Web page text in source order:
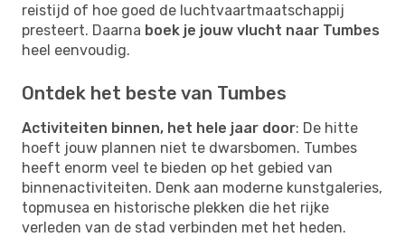
reistijd of hoe goed de luchtvaartmaatschappij
presteert. Daarna boek je jouw vlucht naar Tumbes
heel eenvoudig.
Ontdek het beste van Tumbes
Activiteiten binnen, het hele jaar door: De hitte
hoeft jouw plannen niet te dwarsbomen. Tumbes
heeft enorm veel te bieden op het gebied van
binnenactiviteiten. Denk aan moderne kunstgaleries,
topmusea en historische plekken die het rijke
verleden van de stad verbinden met het heden.